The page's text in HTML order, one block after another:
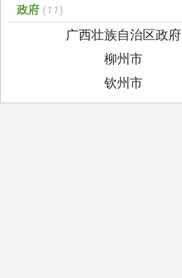
政府 (11)
广西壮族自治区政府
柳州市
钦州市